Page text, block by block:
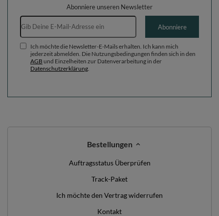
Abonniere unseren Newsletter
E-Mail-Adresse
Abonniere
Ich möchte die Newsletter-E-Mails erhalten. Ich kann mich
jederzeit abmelden. Die Nutzungsbedingungen finden sich in den
AGB und Einzelheiten zur Datenverarbeitung in der
Datenschutzerklärung
Bestellungen
Auftragsstatus Überprüfen
Track-Paket
Ich möchte den Vertrag widerrufen
Kontakt